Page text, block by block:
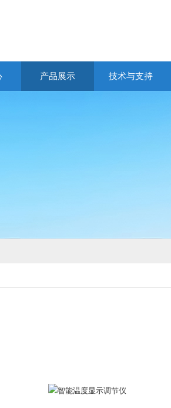
产品展示 技术与支持